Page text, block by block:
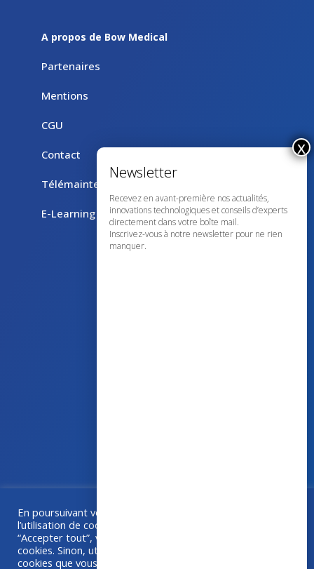
A propos de Bow Medical
Partenaires
Mentions
CGU
Contact
Télémaintenance avec TeamViewer
E-Learning
Une collaboration
En poursuivant votre navigation sur ce site, vous acceptez
l’utilisation de cookies à des fins de statistiques. Si vous
“Accepter tout”, vous êtes d'accord avec l'utilisation de
cookies. Sinon, utilisez "Paramétrer" pour choisir les
cookies que vous acceptez.
Recevez en avant-première nos actualités,
innovations technologiques et conseils d’experts
directement dans votre boîte mail.
Inscrivez-vous à notre newsletter pour ne rien
manquer.